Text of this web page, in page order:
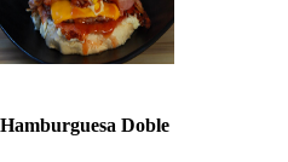
Hamburguesa Doble